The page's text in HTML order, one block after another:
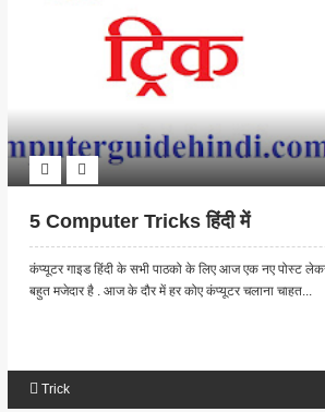
5 Computer Tricks हिंदी में
कंप्यूटर गाइड हिंदी के सभी पाठको के लिए आज एक नए पोस्ट
बहुत मजेदार है . आज के दौर में हर कोए कंप्यूटर चलाना चाहत...
Trick